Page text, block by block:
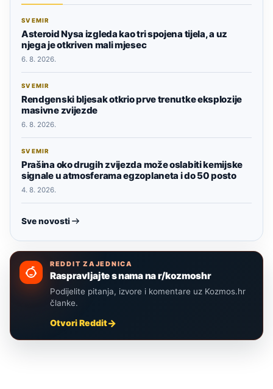
SVEMIR
Asteroid Nysa izgleda kao tri spojena tijela, a uz
njega je otkriven mali mjesec
6. 8. 2026.
SVEMIR
Rendgenski bljesak otkrio prve trenutke eksplozije
masivne zvijezde
6. 8. 2026.
SVEMIR
Prašina oko drugih zvijezda može oslabiti kemijske
signale u atmosferama egzoplaneta i do 50 posto
4. 8. 2026.
Sve novosti
REDDIT ZAJEDNICA
Raspravljajte s nama na r/kozmoshr
Podijelite pitanja, izvore i komentare uz Kozmos.hr
članke.
Otvori Reddit